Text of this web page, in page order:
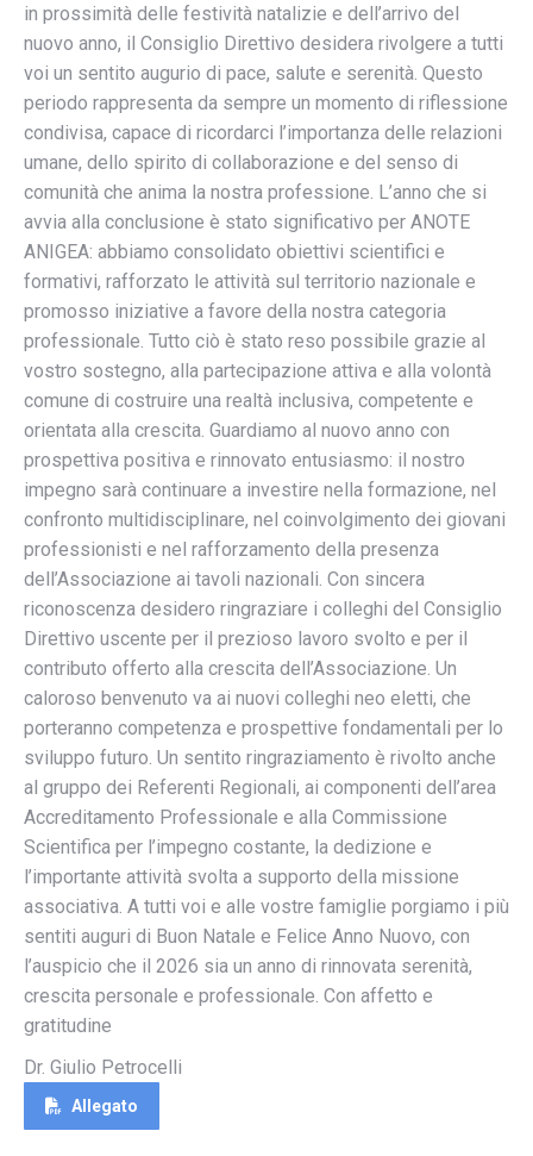
in prossimità delle festività natalizie e dell’arrivo del
nuovo anno, il Consiglio Direttivo desidera rivolgere a tutti
voi un sentito augurio di pace, salute e serenità. Questo
periodo rappresenta da sempre un momento di riflessione
condivisa, capace di ricordarci l’importanza delle relazioni
umane, dello spirito di collaborazione e del senso di
comunità che anima la nostra professione. L’anno che si
avvia alla conclusione è stato significativo per ANOTE
ANIGEA: abbiamo consolidato obiettivi scientifici e
formativi, rafforzato le attività sul territorio nazionale e
promosso iniziative a favore della nostra categoria
professionale. Tutto ciò è stato reso possibile grazie al
vostro sostegno, alla partecipazione attiva e alla volontà
comune di costruire una realtà inclusiva, competente e
orientata alla crescita. Guardiamo al nuovo anno con
prospettiva positiva e rinnovato entusiasmo: il nostro
impegno sarà continuare a investire nella formazione, nel
confronto multidisciplinare, nel coinvolgimento dei giovani
professionisti e nel rafforzamento della presenza
dell’Associazione ai tavoli nazionali. Con sincera
riconoscenza desidero ringraziare i colleghi del Consiglio
Direttivo uscente per il prezioso lavoro svolto e per il
contributo offerto alla crescita dell’Associazione. Un
caloroso benvenuto va ai nuovi colleghi neo eletti, che
porteranno competenza e prospettive fondamentali per lo
sviluppo futuro. Un sentito ringraziamento è rivolto anche
al gruppo dei Referenti Regionali, ai componenti dell’area
Accreditamento Professionale e alla Commissione
Scientifica per l’impegno costante, la dedizione e
l’importante attività svolta a supporto della missione
associativa. A tutti voi e alle vostre famiglie porgiamo i più
sentiti auguri di Buon Natale e Felice Anno Nuovo, con
l’auspicio che il 2026 sia un anno di rinnovata serenità,
crescita personale e professionale. Con affetto e
gratitudine
Dr. Giulio Petrocelli
Allegato